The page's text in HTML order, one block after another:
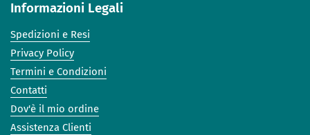
Informazioni Legali
Spedizioni e Resi
Privacy Policy
Termini e Condizioni
Contatti
Dov'è il mio ordine
Assistenza Clienti